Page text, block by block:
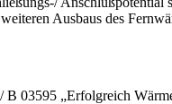
Ausbaus des
03595 „Erfolgreich